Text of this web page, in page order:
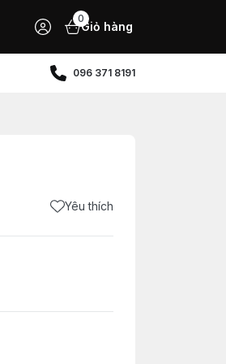
0
Giỏ hàng
096 371 8191
Yêu thích